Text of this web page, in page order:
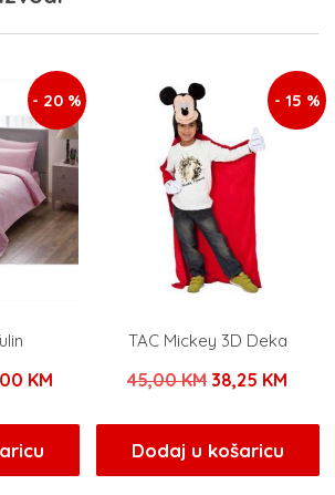
- 20 %
KMTrenutna
96,00 KM.
- 15 %
TAC Mickey 3D Deka
45,00KM Izvorna
bila
je:
38,25 KM
Dodaj u košaricu